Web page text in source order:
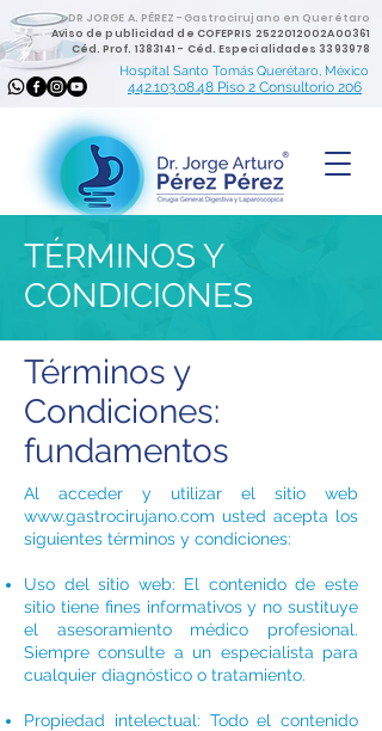
DR JORGE A. PÉREZ -Gastrocirujano en Querétaro
Aviso de publicidad de COFEPRIS 2522012002A00361
Céd. Prof.1383141 - Céd. Especialidades 3393978
Hospital Santo Tomás Querétaro, México
442.103.08.48 Piso 2 Consultorio 206
TÉRMINOS Y
CONDICIONES
Términos y
Condiciones:
fundamentos
Al acceder y utilizar el sitio web
www.gastrocirujano.com usted acepta los
siguientes términos y condiciones:
Uso del sitio web: El contenido de este
sitio tiene fines informativos y no sustituye
el asesoramiento médico profesional.
Siempre consulte a un especialista para
cualquier diagnóstico o tratamiento.
Propiedad intelectual: Todo el contenido